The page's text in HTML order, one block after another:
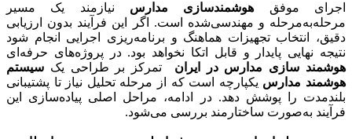
اجرای موفق هوشمندسازی مدارس نیازمند یک مسیر
مرحله‌به‌مرحله و مهندسی‌شده است. اگر این فرآیند بدون ارزیابی
دقیق، انتخاب تجهیزات هماهنگ و برنامه‌ریزی اجرایی انجام شود
نتیجه نهایی پایدار و قابل اتکا نخواهد بود. در پروژه‌های حرفه‌ای
هوشمند سازی مدارس در ایران تمرکز بر طراحی یک سیستم
هوشمند مدارس یکپارچه است که از مرحله تحلیل نیاز تا پشتیبانی
بلندمدت را پوشش دهد. در ادامه، مراحل اصلی پیاده‌سازی این
فرآیند به‌صورت ساختارمند بررسی می‌شود.